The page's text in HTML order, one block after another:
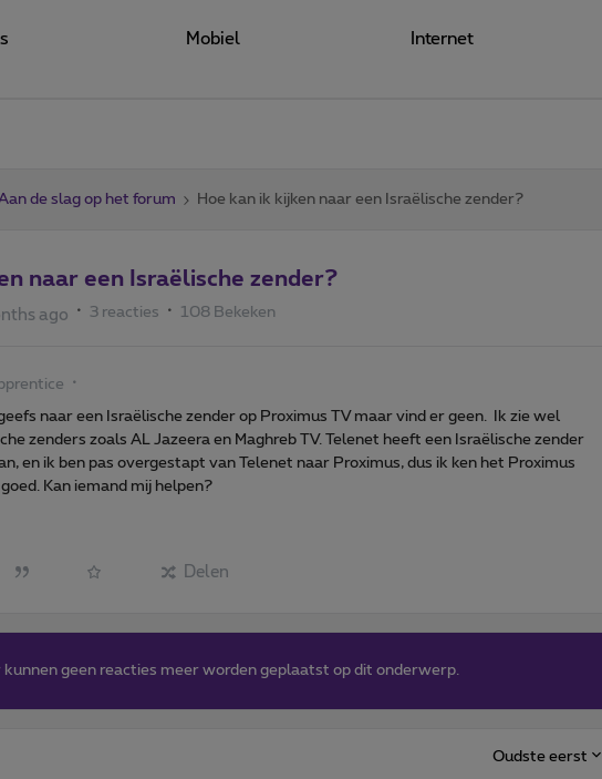
Mobiel Internet
de slag op het forum Hoe kan ik kijken naar een Israëlische zender?
naar een Israëlische zender?
ago 3 reacties 108 Bekeken
naar een Israëlische zender op Proximus TV maar vind er geen. Ik zie wel
zenders zoals AL Jazeera en Maghreb TV. Telenet heeft een Israëlische zender
en ik ben pas overgestapt van Telenet naar Proximus, dus ik ken het Proximus
Kan iemand mij helpen?
Delen
kunnen geen reacties meer worden geplaatst op dit onderwerp.
Oudste eerst